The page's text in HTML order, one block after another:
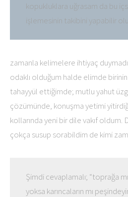
kopukluklara uğrasam da bu
işlemesinin takibini yapabilir
zamanla kelimelere ihtiyaç
odaklı olduğum halde elimde birinin
tahayyül ettiğimde; mutlu yahut
çözümünde, konuşma yetimi
kollarında yeni bir dile vakıf oldum.
çokça susup sorabildim de kimi
Şimdi cevaplamalı; “toprağa
yoksa karıncaların mı